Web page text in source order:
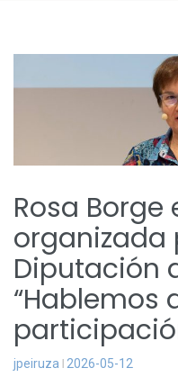
Rosa
organizada
Diputación
“Hablemos
jpeiruza 2026-05-12